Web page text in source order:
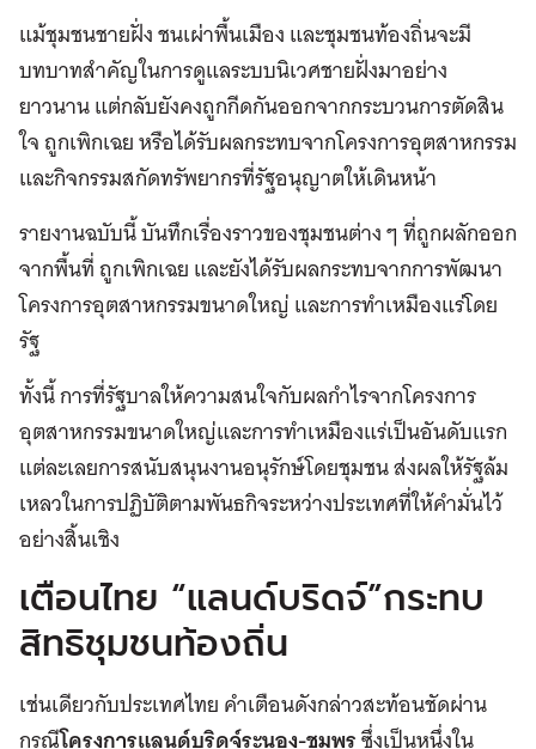
แม้ชุมชนชายฝั่ง ชนเผ่าพื้นเมือง และชุมชนท้องถิ่นจะมี
บทบาทสำคัญในการดูแลระบบนิเวศชายฝั่งมาอย่าง
ยาวนาน แต่กลับยังคงถูกกีดกันออกจากกระบวนการตัดสิน
ใจ ถูกเพิกเฉย หรือได้รับผลกระทบจากโครงการอุตสาหกรรม
และกิจกรรมสกัดทรัพยากรที่รัฐอนุญาตให้เดินหน้า
รายงานฉบับนี้ บันทึกเรื่องราวของชุมชนต่าง ๆ ที่ถูกผลักออก
จากพื้นที่ ถูกเพิกเฉย และยังได้รับผลกระทบจากการพัฒนา
โครงการอุตสาหกรรมขนาดใหญ่ และการทำเหมืองแร่โดย
รัฐ
ทั้งนี้ การที่รัฐบาลให้ความสนใจกับผลกำไรจากโครงการ
อุตสาหกรรมขนาดใหญ่และการทำเหมืองแร่เป็นอันดับแรก
แต่ละเลยการสนับสนุนงานอนุรักษ์โดยชุมชน ส่งผลให้รัฐล้ม
เหลวในการปฏิบัติตามพันธกิจระหว่างประเทศที่ให้คำมั่นไว้
อย่างสิ้นเชิง
เตือนไทย “แลนด์บริดจ์”กระทบ
สิทธิชุมชนท้องถิ่น
เช่นเดียวกับประเทศไทย คำเตือนดังกล่าวสะท้อนชัดผ่าน
กรณีโครงการแลนด์บริดจ์ระนอง-ชุมพรซึ่งเป็นหนึ่งใน